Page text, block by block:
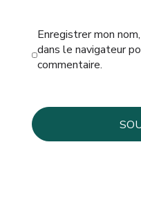
Enregistrer mon
dans le navigateur
commentaire.